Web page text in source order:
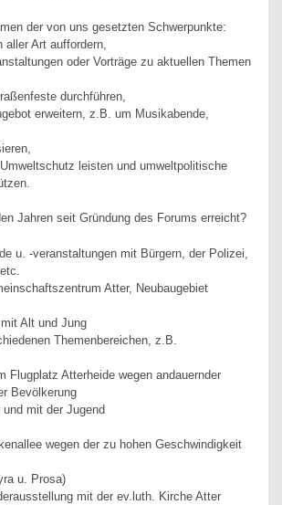
der von uns gesetzten Schwerpunkte:
aller Art auffordern,
oder Vorträge zu aktuellen Themen
durchführen,
erweitern, z.B. um Musikabende,
leisten und umweltpolitische
Jahren seit Gründung des Forums erreicht?
u. -veranstaltungen mit Bürgern, der Polizei,
Atter, Neubaugebiet
Alt und Jung
Themenbereichen, z.B.
Flugplatz Atterheide wegen andauernder
Bevölkerung
mit der Jugend
wegen der zu hohen Geschwindigkeit
u. Prosa)
mit der ev.luth. Kirche Atter